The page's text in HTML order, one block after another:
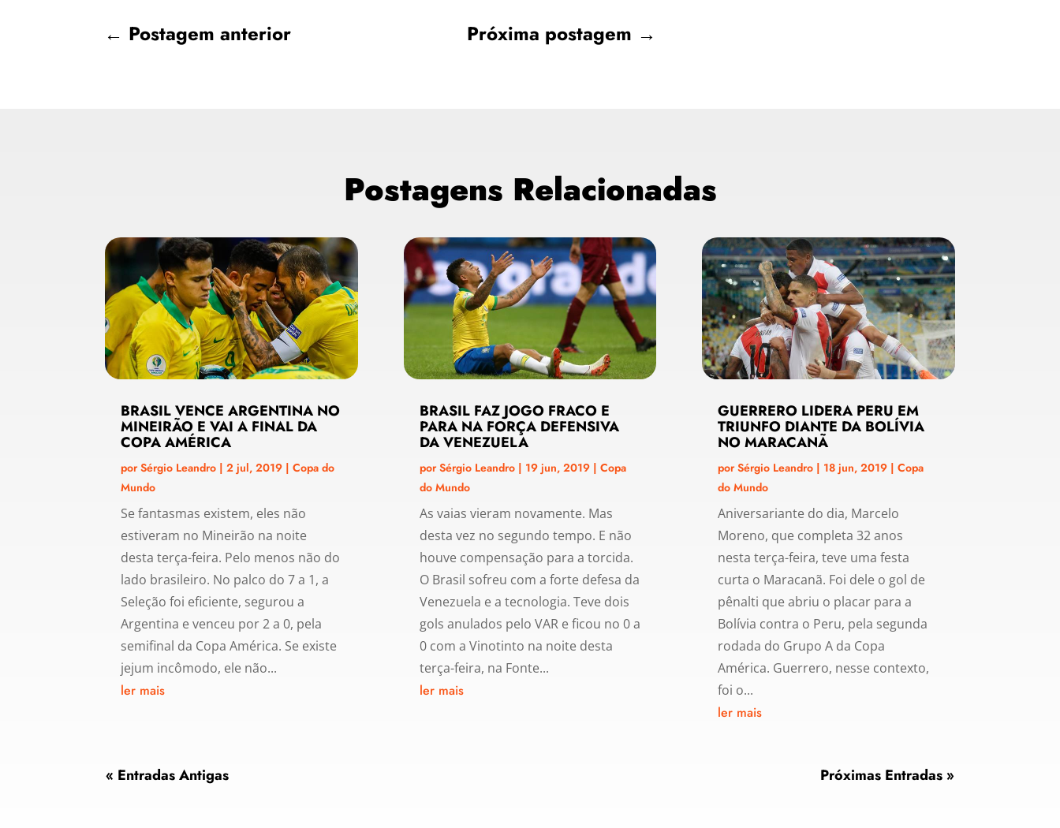
← Postagem anterior Próxima postagem →
Postagens Relacionadas
BRASIL VENCE ARGENTINA NO
MINEIRÃO E VAI A FINAL DA
COPA AMÉRICA
porSérgio Leandro |2 jul, 2019 |Copa do
Mundo
Se fantasmas existem, eles não
estiveram no Mineirão na noite
desta terça-feira. Pelo menos não do
lado brasileiro. No palco do 7 a 1, a
Seleção foi eficiente, segurou a
Argentina e venceu por 2 a 0, pela
semifinal da Copa América. Se existe
jejum incômodo, ele não...
ler mais
BRASIL FAZ JOGO FRACO E
PARA NA FORÇA DEFENSIVA
DA VENEZUELA
porSérgio Leandro| 19 jun, 2019| Copa
do Mundo
As vaias vieram novamente. Mas
desta vez no segundo tempo. E não
houve compensação para a torcida.
O Brasil sofreu com a forte defesa da
Venezuela e a tecnologia. Teve dois
gols anulados pelo VAR e ficou no 0 a
0 com a Vinotinto na noite desta
terça-feira, na Fonte...
ler mais
GUERRERO LIDERA PERU EM
TRIUNFO DIANTE DA BOLÍVIA
NO MARACANÃ
porSérgio Leandro| 18 jun, 2019| Copa
do Mundo
Aniversariante do dia, Marcelo
Moreno, que completa 32 anos
nesta terça-feira, teve uma festa
curta o Maracanã. Foi dele o gol de
pênalti que abriu o placar para a
Bolívia contra o Peru, pela segunda
rodada do Grupo A da Copa
América. Guerrero, nesse contexto,
foi o...
ler mais
« Entradas Antigas Próximas Entradas »